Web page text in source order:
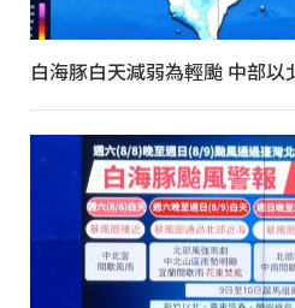
白海豚白天減弱為輕颱 中部以